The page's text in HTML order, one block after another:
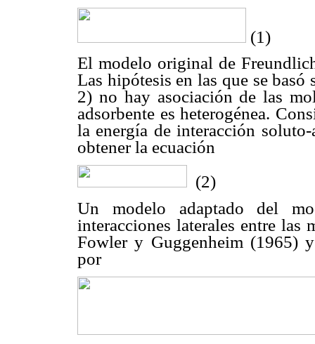
(1)
El modelo original de
Las hipótesis en las que se
2) no hay asociación de las
adsorbente es heterogénea.
la energía de interacción
obtener la ecuación
(2)
Un modelo adaptado del
interacciones laterales entre las
Fowler y Guggenheim (1965)
por